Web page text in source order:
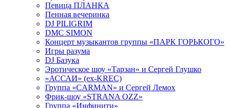
Певица ПЛАНКА
Пенная вечеринка
DJ PILIGRIM
DMC SIMON
Концерт музыкантов группы «ПАРК ГОРЬКОГО»
Игры разума
DJ Базука
Эротическое шоу «Тарзан» и Сергей Глушко
«АССАИ» (ex-KREC)
Группа «CARMAN» и Сергей Лемох
Фрик-шоу «STRANA OZZ»
Группа «Инфинити»